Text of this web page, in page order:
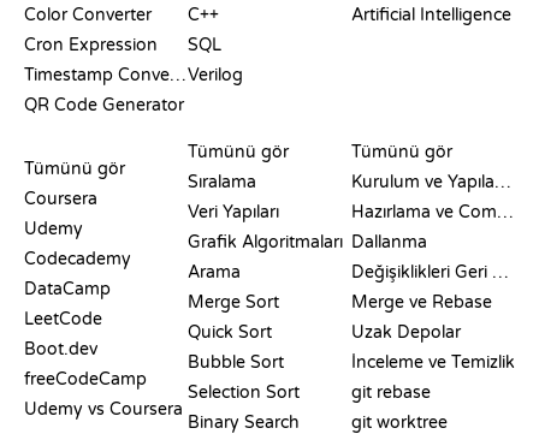
Color Converter
Cron Expression
Timestamp Converter
QR Code Generator
C++
SQL
Verilog
Artificial Intelligence
KARŞILAŞTIRMALAR
Tümünü gör
Coursera
Udemy
Codecademy
DataCamp
LeetCode
Boot.dev
freeCodeCamp
Udemy vs Coursera
Tümünü gör
Sıralama
Veri Yapıları
Grafik Algoritmaları
Arama
Merge Sort
Quick Sort
Bubble Sort
Selection Sort
Binary Search
Tümünü gör
Kurulum ve Yapılandırma
Hazırlama ve Commit
Dallanma
Değişiklikleri Geri Alma
Merge ve Rebase
Uzak Depolar
İnceleme ve Temizlik
git rebase
git worktree